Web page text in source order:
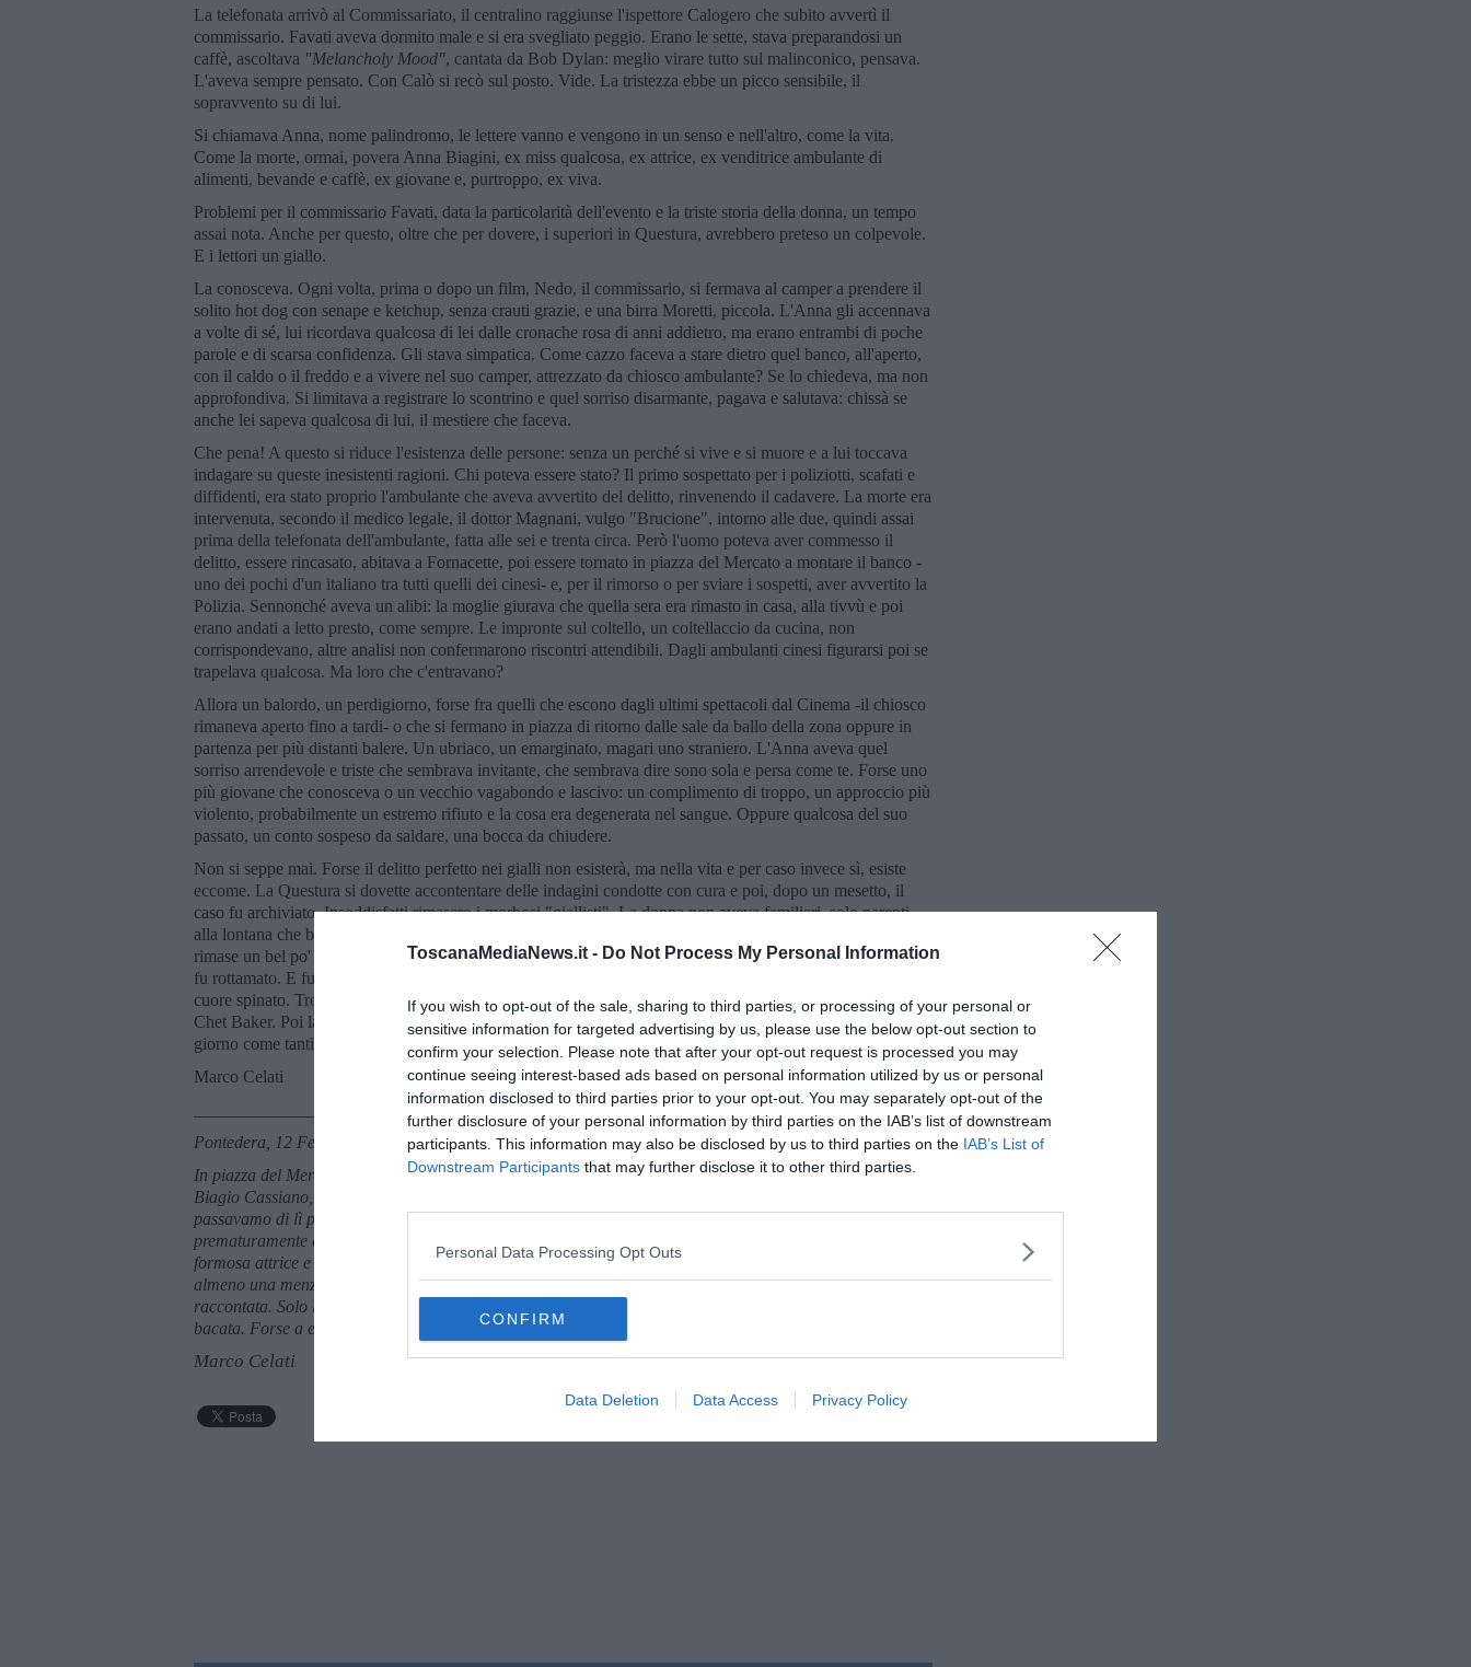
ToscanaMediaNews.it - Do Not Process My Personal Information
If you wish to opt-out of the sale, sharing to third parties, or processing of your personal or
sensitive information for targeted advertising by us, please use the below opt-out section to
confirm your selection. Please note that after your opt-out request is processed you may
continue seeing interest-based ads based on personal information utilized by us or personal
information disclosed to third parties prior to your opt-out. You may separately opt-out of the
further disclosure of your personal information by third parties on the IAB’s list of downstream
participants. This information may also be disclosed by us to third parties on the IAB’s List of
Downstream Participants that may further disclose it to other third parties.
Personal Data Processing Opt Outs
CONFIRM
Data Deletion Data Access Privacy Policy
La telefonata arrivò al Commissariato, il centralino raggiunse l'ispettore Calogero che subito avvertì il
commissario. Favati aveva dormito male e si era svegliato peggio. Erano le sette, stava preparandosi un
caffè, ascoltava "Melancholy Mood", cantata da Bob Dylan: meglio virare tutto sul malinconico, pensava.
L'aveva sempre pensato. Con Calò si recò sul posto. Vide. La tristezza ebbe un picco sensibile, il
sopravvento su di lui.
Si chiamava Anna, nome palindromo, le lettere vanno e vengono in un senso e nell'altro, come la vita.
Come la morte, ormai, povera Anna Biagini, ex miss qualcosa, ex attrice, ex venditrice ambulante di
alimenti, bevande e caffè, ex giovane e, purtroppo, ex viva.
Problemi per il commissario Favati, data la particolarità dell'evento e la triste storia della donna, un tempo
assai nota. Anche per questo, oltre che per dovere, i superiori in Questura, avrebbero preteso un colpevole.
E i lettori un giallo.
La conosceva. Ogni volta, prima o dopo un film, Nedo, il commissario, si fermava al camper a prendere il
solito hot dog con senape e ketchup, senza crauti grazie, e una birra Moretti, piccola. L'Anna gli accennava
a volte di sé, lui ricordava qualcosa di lei dalle cronache rosa di anni addietro, ma erano entrambi di poche
parole e di scarsa confidenza. Gli stava simpatica. Come cazzo faceva a stare dietro quel banco, all'aperto,
con il caldo o il freddo e a vivere nel suo camper, attrezzato da chiosco ambulante? Se lo chiedeva, ma non
approfondiva. Si limitava a registrare lo scontrino e quel sorriso disarmante, pagava e salutava: chissà se
anche lei sapeva qualcosa di lui, il mestiere che faceva.
Che pena! A questo si riduce l'esistenza delle persone: senza un perché si vive e si muore e a lui toccava
indagare su queste inesistenti ragioni. Chi poteva essere stato? Il primo sospettato per i poliziotti, scafati e
diffidenti, era stato proprio l'ambulante che aveva avvertito del delitto, rinvenendo il cadavere. La morte era
intervenuta, secondo il medico legale, il dottor Magnani, vulgo "Brucione", intorno alle due, quindi assai
prima della telefonata dell'ambulante, fatta alle sei e trenta circa. Però l'uomo poteva aver commesso il
delitto, essere rincasato, abitava a Fornacette, poi essere tornato in piazza del Mercato a montare il banco -
uno dei pochi d'un italiano tra tutti quelli dei cinesi- e, per il rimorso o per sviare i sospetti, aver avvertito la
Polizia. Sennonché aveva un alibi: la moglie giurava che quella sera era rimasto in casa, alla tivvù e poi
erano andati a letto presto, come sempre. Le impronte sul coltello, un coltellaccio da cucina, non
corrispondevano, altre analisi non confermarono riscontri attendibili. Dagli ambulanti cinesi figurarsi poi se
trapelava qualcosa. Ma loro che c'entravano?
Allora un balordo, un perdigiorno, forse fra quelli che escono dagli ultimi spettacoli dal Cinema -il chiosco
rimaneva aperto fino a tardi- o che si fermano in piazza di ritorno dalle sale da ballo della zona oppure in
partenza per più distanti balere. Un ubriaco, un emarginato, magari uno straniero. L'Anna aveva quel
sorriso arrendevole e triste che sembrava invitante, che sembrava dire sono sola e persa come te. Forse uno
più giovane che conosceva o un vecchio vagabondo e lascivo: un complimento di troppo, un approccio più
violento, probabilmente un estremo rifiuto e la cosa era degenerata nel sangue. Oppure qualcosa del suo
passato, un conto sospeso da saldare, una bocca da chiudere.
Non si seppe mai. Forse il delitto perfetto nei gialli non esisterà, ma nella vita e per caso invece sì, esiste
eccome. La Questura si dovette accontentare delle indagini condotte con cura e poi, dopo un mesetto, il
caso fu archiviato. Insoddisfatti rimasero i morbosi "giallisti". La donna non aveva familiari, solo parenti
alla lontana che ben lontani si mantennero, ancorché interpellati. A chi importava, in fondo. Il camper
rimase un bel po' chiuso sulla piazza, bloccato dalle pratiche e immerso nelle nebbie della burocrazia, poi
fu rottamato. E fu tutto. Quel che restava della storia e del passaggio sulla terra dell'Anna Biagini, del suo
cuore spinato. Troppo poco, pensava il commissario, ascoltando la tromba e la voce delicata e tormentata di
Chet Baker. Poi la notte e finalmente il sonno posero rimedio, se non alla vita, almeno a quel giorno. Un
giorno come tanti.
Marco Celati
_________________________
Pontedera, 12 Febbraio 2017
In piazza del Mercato a Pontedera, a fianco del Cineplex, c'era davvero un chiosco: quello del signor
Biagio Cassiano, noto commerciante ambulante. In molti, con qualsiasi stagione, prima o dopo il Cinema,
passavamo di lì per un panino e una birra. Anche il "filmofago intollerante". Il signor Biagio è scomparso
prematuramente e voglio qui ricordarlo, rendendogli omaggio. Isabella -non Anna- Biagini è stata una
formosa attrice e showgirl degli anni sessanta e settanta, caduta in disgrazia e in miseria, che merita
almeno una menzione. Non c'entra nulla con il chiosco del compianto Biagio, né con la storia inventata e
raccontata. Solo la vicinanza tra un nome e un cognome hanno fatto scattare il transfert nella mia mente
bacata. Forse a entrambi debbo delle scuse.
Marco Celati